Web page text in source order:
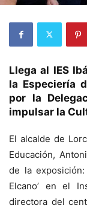
Llega al IES
la Especiería
por la
impulsar la
El alcalde de
Educación,
de la
Elcano’ en el
directora del